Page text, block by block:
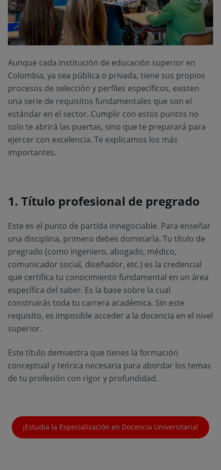
Aunque cada institución de educación superior en
Colombia, ya sea pública o privada, tiene sus propios
procesos de selección y perfiles específicos, existen
una serie de requisitos fundamentales que son el
estándar en el sector. Cumplir con estos puntos no
solo te abrirá las puertas, sino que te preparará para
ejercer con excelencia. Te explicamos los más
importantes.
1. Título profesional de pregrado
Este es el punto de partida innegociable. Para enseñar
una disciplina, primero debes dominarla. Tu título de
pregrado (como ingeniero, abogado, médico,
comunicador social, diseñador, etc.) es la credencial
que certifica tu conocimiento fundamental en un área
específica del saber. Es la base sobre la cual
construirás toda tu carrera académica. Sin este
requisito, es imposible acceder a la docencia en el nivel
superior.
Este título demuestra que tienes la formación
conceptual y teórica necesaria para abordar los temas
de tu profesión con rigor y profundidad.
¡Estudia la Especialización en Docencia Universitaria!